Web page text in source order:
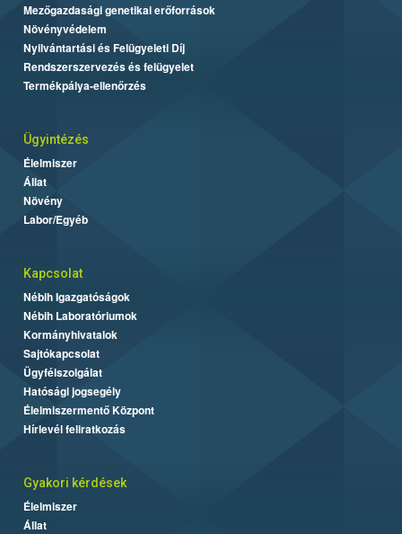
Mezőgazdasági genetikai erőforrások
Növényvédelem
Nyilvántartási és Felügyeleti Díj
Rendszerszervezés és felügyelet
Termékpálya-ellenőrzés
Ügyintézés
Élelmiszer
Állat
Növény
Labor/Egyéb
Kapcsolat
Nébih Igazgatóságok
Nébih Laboratóriumok
Kormányhivatalok
Sajtókapcsolat
Ügyfélszolgálat
Hatósági jogsegély
Élelmiszermentő Központ
Hírlevél feliratkozás
Gyakori kérdések
Élelmiszer
Állat